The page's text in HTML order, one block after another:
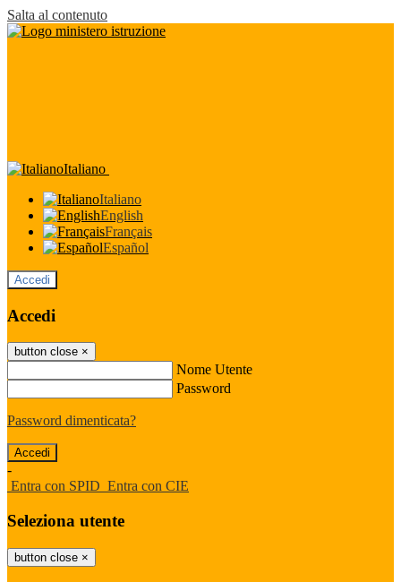
Salta al contenuto
Italiano
Italiano
English
Français
Español
Accedi
Accedi
button close ×
Nome Utente
Password
Password dimenticata?
-
Entra con SPID Entra con CIE
Seleziona utente
button close ×